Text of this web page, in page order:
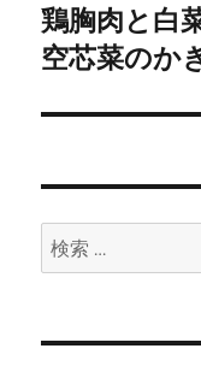
ー
シ
ン
次
の
稿:
鶏胸肉と白
空芯菜のか
検
索: